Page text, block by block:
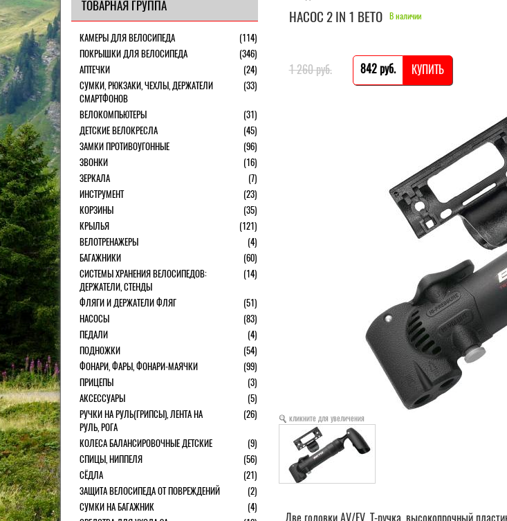
НАСОС 2 IN 1 BETO В наличии
1 260 pуб. 842 pуб. КУПИТЬ
кликните для увеличения
Две головки AV/FV, Т-ручка, высокопрочный
ТОВАРНАЯ ГРУППА
КАМЕРЫ ДЛЯ ВЕЛОСИПЕДА
(114)
ПОКРЫШКИ ДЛЯ ВЕЛОСИПЕДА
(346)
АПТЕЧКИ
(24)
СУМКИ, РЮКЗАКИ, ЧЕХЛЫ, ДЕРЖАТЕЛИ
СМАРТФОНОВ
(33)
ВЕЛОКОМПЬЮТЕРЫ
(31)
ДЕТСКИЕ ВЕЛОКРЕСЛА
(45)
ЗАМКИ ПРОТИВОУГОННЫЕ
(96)
ЗВОНКИ
(16)
ЗЕРКАЛА
(7)
ИНСТРУМЕНТ
(23)
КОРЗИНЫ
(35)
КРЫЛЬЯ
(121)
ВЕЛОТРЕНАЖЕРЫ
(4)
БАГАЖНИКИ
(60)
СИСТЕМЫ ХРАНЕНИЯ ВЕЛОСИПЕДОВ:
ДЕРЖАТЕЛИ, СТЕНДЫ
(14)
ФЛЯГИ И ДЕРЖАТЕЛИ ФЛЯГ
(51)
НАСОСЫ
(83)
ПЕДАЛИ
(4)
ПОДНОЖКИ
(54)
ФОНАРИ, ФАРЫ, ФОНАРИ-МАЯЧКИ
(99)
ПРИЦЕПЫ
(3)
АКСЕССУАРЫ
(5)
РУЧКИ НА РУЛЬ(ГРИПСЫ), ЛЕНТА НА
РУЛЬ, РОГА
(26)
КОЛЕСА БАЛАНСИРОВОЧНЫЕ ДЕТСКИЕ
(9)
СПИЦЫ, НИППЕЛЯ
(56)
СЁДЛА
(21)
ЗАЩИТА ВЕЛОСИПЕДА ОТ ПОВРЕЖДЕНИЙ
(2)
СУМКИ НА БАГАЖНИК
(4)